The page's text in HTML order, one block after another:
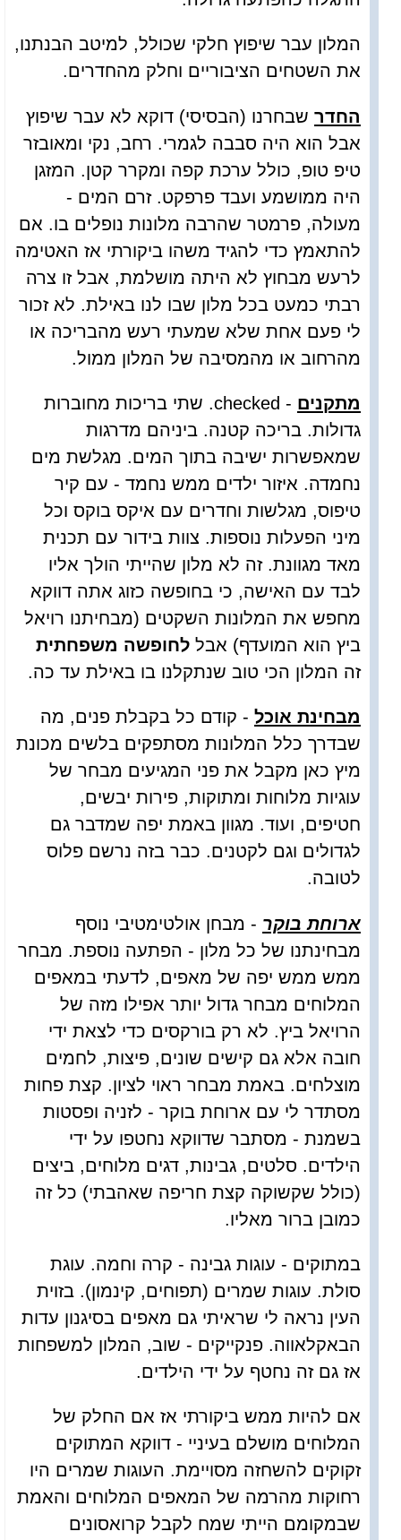
המלון עבר שיפוץ חלקי שכולל, למיטב הבנתנו,
את השטחים הציבוריים וחלק מהחדרים.
החדר שבחרנו (הבסיסי) דוקא לא עבר שיפוץ
אבל הוא היה סבבה לגמרי. רחב, נקי ומאובזר
טיפ טופ, כולל ערכת קפה ומקרר קטן. המזגן
היה ממושמע ועבד פרפקט. זרם המים -
מעולה, פרמטר שהרבה מלונות נופלים בו. אם
להתאמץ כדי להגיד משהו ביקורתי אז האטימה
לרעש מבחוץ לא היתה מושלמת, אבל זו צרה
רבתי כמעט בכל מלון שבו לנו באילת. לא זכור
לי פעם אחת שלא שמעתי רעש מהבריכה או
מהרחוב או מהמסיבה של המלון ממול.
מתקנים
- checked. שתי בריכות מחוברות
גדולות. בריכה קטנה. ביניהם מדרגות
שמאפשרות ישיבה בתוך המים. מגלשת מים
נחמדה. איזור ילדים ממש נחמד - עם קיר
טיפוס, מגלשות וחדרים עם איקס בוקס וכל
מיני הפעלות נוספות. צוות בידור עם תכנית
מאד מגוונת. זה לא מלון שהייתי הולך אליו
לבד עם האישה, כי בחופשה כזוג אתה דווקא
מחפש את המלונות השקטים (מבחיתנו רויאל
ביץ הוא המועדף) אבל לחופשה משפחתית
זה המלון הכי טוב שנתקלנו בו באילת עד כה.
מבחינת אוכל - קודם כל בקבלת פנים, מה
שבדרך כלל המלונות מסתפקים בלשים מכונת
מיץ כאן מקבל את פני המגיעים מבחר של
עוגיות מלוחות ומתוקות, פירות יבשים,
חטיפים, ועוד. מגוון באמת יפה שמדבר גם
לגדולים וגם לקטנים. כבר בזה נרשם פלוס
לטובה.
ארוחת בוקר - מבחן אולטימטיבי נוסף
מבחינתנו של כל מלון - הפתעה נוספת. מבחר
ממש ממש יפה של מאפים, לדעתי במאפים
המלוחים מבחר גדול יותר אפילו מזה של
הרויאל ביץ. לא רק בורקסים כדי לצאת ידי
חובה אלא גם קישים שונים, פיצות, לחמים
מוצלחים. באמת מבחר ראוי לציון. קצת פחות
מסתדר לי עם ארוחת בוקר - לזניה ופסטות
בשמנת - מסתבר שדווקא נחטפו על ידי
הילדים. סלטים, גבינות, דגים מלוחים, ביצים
(כולל שקשוקה קצת חריפה שאהבתי) כל זה
כמובן ברור מאליו.
במתוקים - עוגות גבינה - קרה וחמה. עוגת
סולת. עוגות שמרים (תפוחים, קינמון). בזוית
העין נראה לי שראיתי גם מאפים בסיגנון עדות
הבאקלאווה. פנקייקים - שוב, המלון למשפחות
אז גם זה נחטף על ידי הילדים.
אם להיות ממש ביקורתי אז אם החלק של
המלוחים מושלם בעיניי - דווקא המתוקים
זקוקים להשחזה מסויימת. העוגות שמרים היו
רחוקות מהרמה של המאפים המלוחים והאמת
שבמקומם הייתי שמח לקבל קרואסונים